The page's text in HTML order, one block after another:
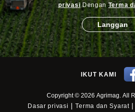
privasiDenganTerma
Langgan
IKUT KAMI
Copyright © 2026 Agrimag. All
Dasar privasi |Terma dan Syarat|